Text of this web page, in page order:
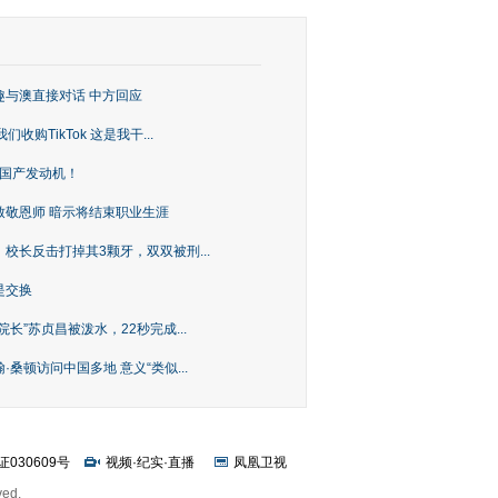
澳直接对话 中方回应
们收购TikTok 这是我干...
产发动机！
恩师 暗示将结束职业生涯
长反击打掉其3颗牙，双双被刑...
交换
长”苏贞昌被泼水，22秒完成...
桑顿访问中国多地 意义“类似...
030609号 视频·纪实·直播
凤凰卫视